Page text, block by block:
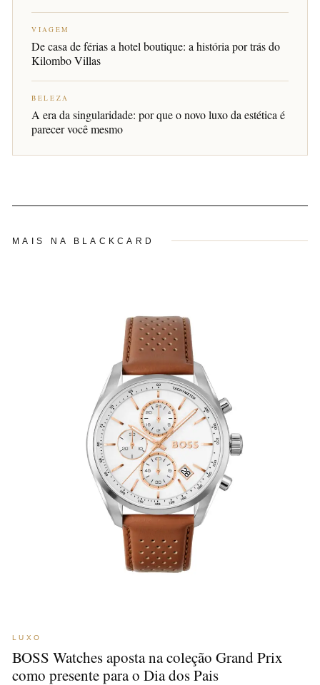
VIAGEM
De casa de férias a hotel boutique: a história por trás do
Kilombo Villas
BELEZA
A era da singularidade: por que o novo luxo da estética é
parecer você mesmo
MAIS NA BLACKCARD
LUXO
BOSS Watches aposta na coleção Grand Prix
como presente para o Dia dos Pais